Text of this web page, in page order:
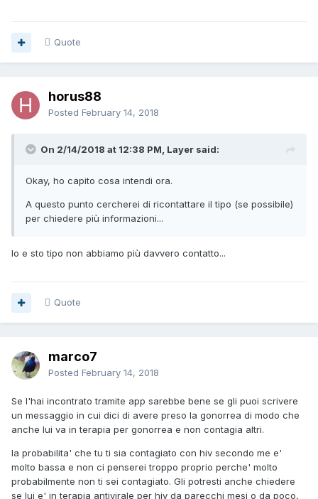
Quote
horus88
Posted February 14, 2018
On 2/14/2018 at 12:38 PM, Layer said:
Okay, ho capito cosa intendi ora.
A questo punto cercherei di ricontattare il tipo (se possibile)
per chiedere più informazioni...
Io e sto tipo non abbiamo più davvero contatto...
Quote
marco7
Posted February 14, 2018
Se l'hai incontrato tramite app sarebbe bene se gli puoi scrivere
un messaggio in cui dici di avere preso la gonorrea di modo che
anche lui va in terapia per gonorrea e non contagia altri.
la probabilita' che tu ti sia contagiato con hiv secondo me e'
molto bassa e non ci penserei troppo proprio perche' molto
probabilmente non ti sei contagiato. Gli potresti anche chiedere
se lui e' in terapia antivirale per hiv da parecchi mesi o da poco,